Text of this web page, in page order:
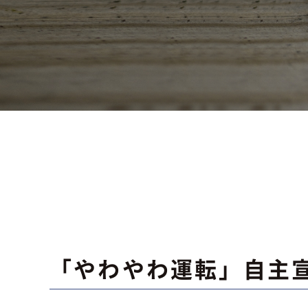
「やわやわ運転」自主